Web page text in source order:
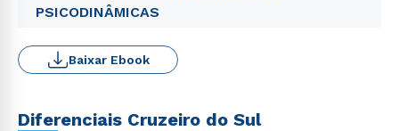
PSICODINÂMICAS
Baixar Ebook
Diferenciais Cruzeiro do Sul